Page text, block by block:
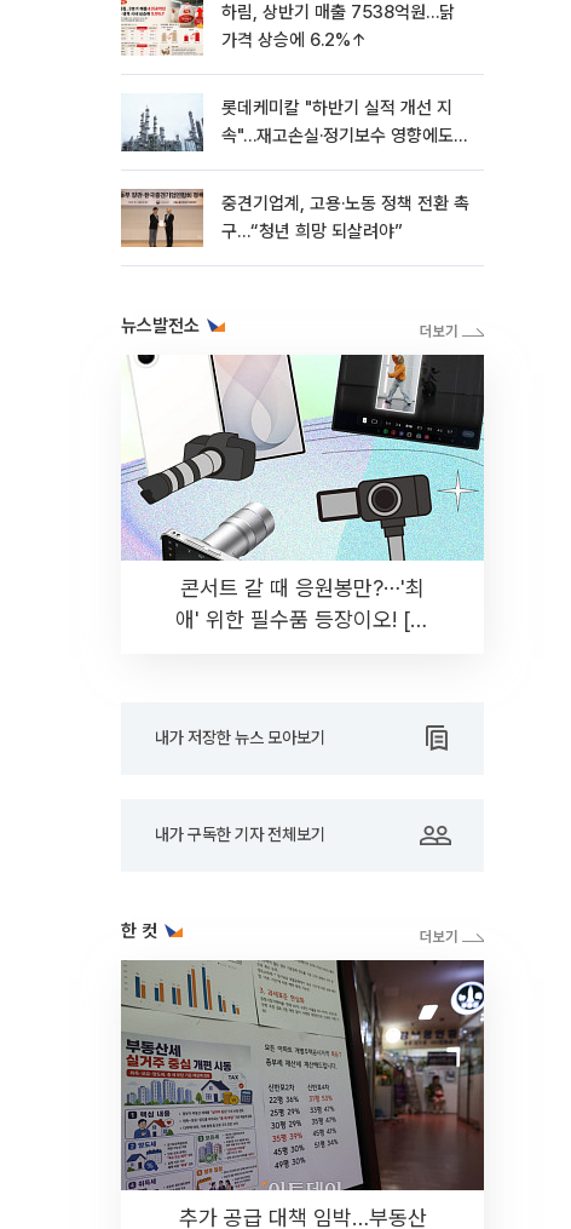
하림, 상반기 매출 7538억원…닭
가격 상승에 6.2%↑
롯데케미칼 "하반기 실적 개선 지
속"…재고손실·정기보수 영향에도
중견기업계, 고용·노동 정책 전환 촉
구…“청년 희망 되살려야”
뉴스발전소
콘서트 갈 때 응원봉만?⋯'최
애' 위한 필수품 등장이오! [솔
내가 저장한 뉴스 모아보기
내가 구독한 기자 전체보기
한 컷
추가 공급 대책 임박…부동산